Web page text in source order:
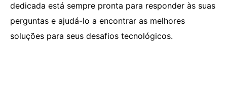
dedicada está sempre pronta para responder às suas
perguntas e ajudá-lo a encontrar as melhores
soluções para seus desafios tecnológicos.